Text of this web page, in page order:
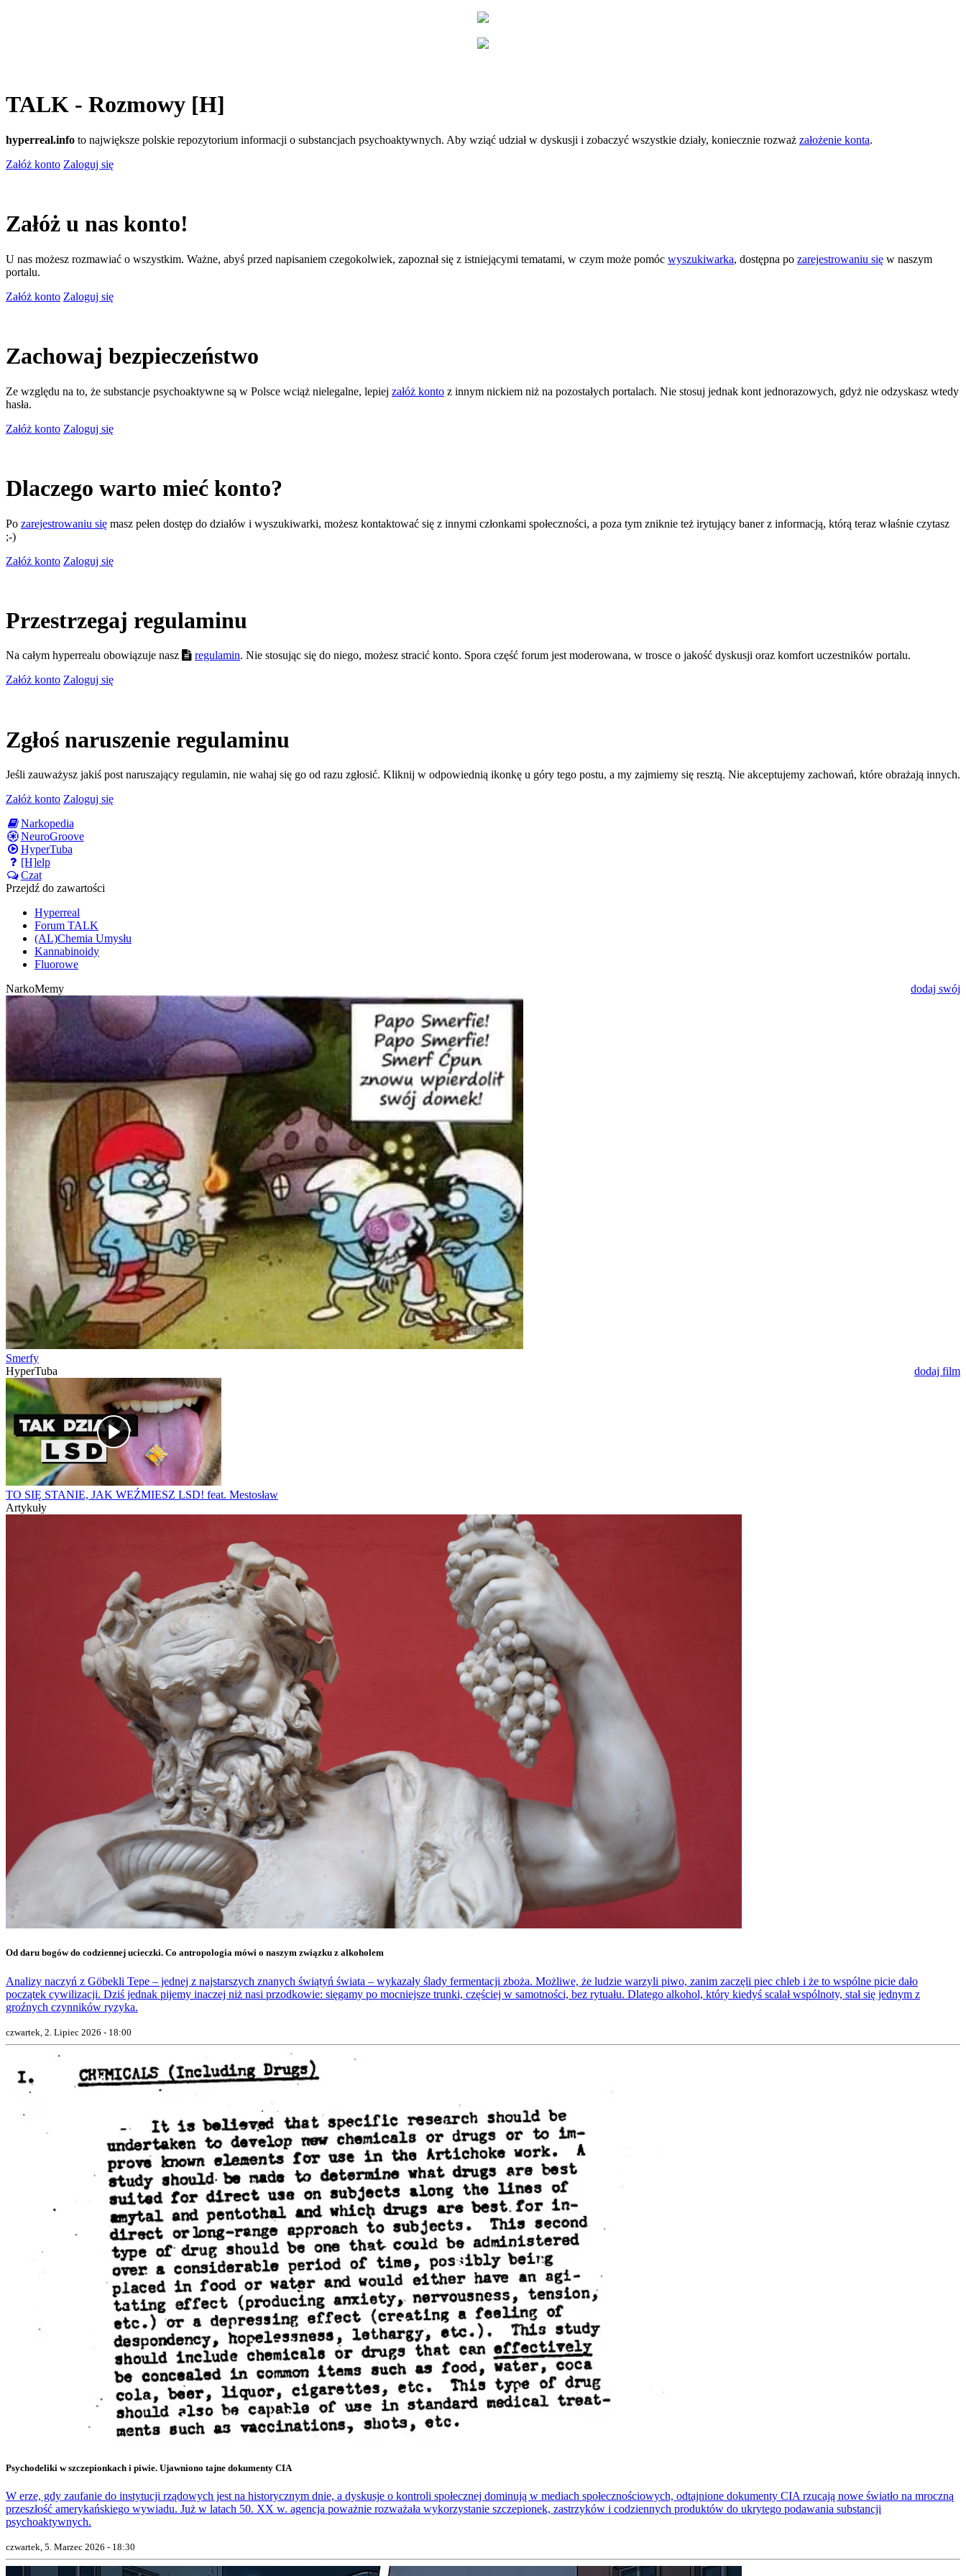
TALK - Rozmowy [H]
hyperreal.info to największe polskie repozytorium informacji o substancjach psychoaktywnych. Aby wziąć udział w dyskusji i zobaczyć wszystkie działy, koniecznie rozważ założenie konta.
Załóż konto Zaloguj się
Załóż u nas konto!
U nas możesz rozmawiać o wszystkim. Ważne, abyś przed napisaniem czegokolwiek, zapoznał się z istniejącymi tematami, w czym może pomóc wyszukiwarka, dostępna po zarejestrowaniu się w naszym
portalu.
Załóż konto Zaloguj się
Zachowaj bezpieczeństwo
Ze względu na to, że substancje psychoaktywne są w Polsce wciąż nielegalne, lepiej załóż konto z innym nickiem niż na pozostałych portalach. Nie stosuj jednak kont jednorazowych, gdyż nie odzyskasz wtedy
hasła.
Załóż konto Zaloguj się
Dlaczego warto mieć konto?
Po zarejestrowaniu się masz pełen dostęp do działów i wyszukiwarki, możesz kontaktować się z innymi członkami społeczności, a poza tym zniknie też irytujący baner z informacją, którą teraz właśnie czytasz
;-)
Załóż konto Zaloguj się
Przestrzegaj regulaminu
Na całym hyperrealu obowiązuje nasz regulamin. Nie stosując się do niego, możesz stracić konto. Spora część forum jest moderowana, w trosce o jakość dyskusji oraz komfort uczestników portalu.
Załóż konto Zaloguj się
Zgłoś naruszenie regulaminu
Jeśli zauważysz jakiś post naruszający regulamin, nie wahaj się go od razu zgłosić. Kliknij w odpowiednią ikonkę u góry tego postu, a my zajmiemy się resztą. Nie akceptujemy zachowań, które obrażają innych.
Załóż konto Zaloguj się
Narkopedia
NeuroGroove
HyperTuba
[H]elp
Czat
Przejdź do zawartości
Hyperreal
Forum TALK
(AL)Chemia Umysłu
Kannabinoidy
Fluorowe
NarkoMemy
dodaj swój
Smerfy
HyperTuba
dodaj film
TO SIĘ STANIE, JAK WEŹMIESZ LSD! feat. Mestosław
Artykuły
Od daru bogów do codziennej ucieczki. Co antropologia mówi o naszym związku z alkoholem
Analizy naczyń z Göbekli Tepe – jednej z najstarszych znanych świątyń świata – wykazały ślady fermentacji zboża. Możliwe, że ludzie warzyli piwo, zanim zaczęli piec chleb i że to wspólne picie dało
początek cywilizacji. Dziś jednak pijemy inaczej niż nasi przodkowie: sięgamy po mocniejsze trunki, częściej w samotności, bez rytuału. Dlatego alkohol, który kiedyś scalał wspólnoty, stał się jednym z
groźnych czynników ryzyka.
czwartek, 2. Lipiec 2026 - 18:00
Psychodeliki w szczepionkach i piwie. Ujawniono tajne dokumenty CIA
W erze, gdy zaufanie do instytucji rządowych jest na historycznym dnie, a dyskusje o kontroli społecznej dominują w mediach społecznościowych, odtajnione dokumenty CIA rzucają nowe światło na mroczną
przeszłość amerykańskiego wywiadu. Już w latach 50. XX w. agencja poważnie rozważała wykorzystanie szczepionek, zastrzyków i codziennych produktów do ukrytego podawania substancji
psychoaktywnych.
czwartek, 5. Marzec 2026 - 18:30